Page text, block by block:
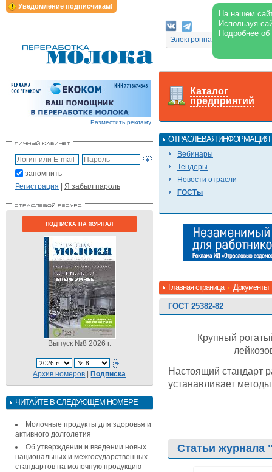
Уведомление подписчикам!
На нашем
Используя
Подробнее
Электронная версия
Разместить рекламу
запомнить
Регистрация | Я забыл пароль
ПОДПИСКА НА ЖУРНАЛ
Выпуск №8 2026 г.
Архив номеров |Подписка
ЧИТАЙТЕ В СЛЕДУЮЩЕМ НОМЕРЕ
Молочные продукты для здоровья и
активного долголетия
Об утверждении и введении новых
национальных и межгосударственных
стандартов на молочную продукцию
Каталог
предприятий
ОТРАСЛЕВАЯ ИНФОРМАЦИЯ
Вебинары
Тендеры
Новости отрасли
ГОСТы
Главная страница Документы
ГОСТ 25382-82
Крупный
Настоящий стандарт
устанавливает
Статьи журнала